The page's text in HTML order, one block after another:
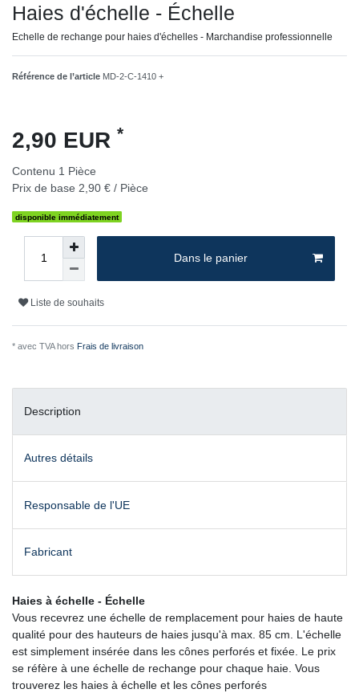
Haies d'échelle - Échelle
Echelle de rechange pour haies d'échelles - Marchandise professionnelle
Référence de l’article MD-2-C-1410 +
2,90 EUR *
Contenu 1 Pièce
Prix de base 2,90 € / Pièce
disponible immédiatement
Dans le panier
Liste de souhaits
* avec TVA hors Frais de livraison
Description
Autres détails
Responsable de l'UE
Fabricant
Haies à échelle - Échelle
Vous recevrez une échelle de remplacement pour haies de haute
qualité pour des hauteurs de haies jusqu'à max. 85 cm. L'échelle
est simplement insérée dans les cônes perforés et fixée. Le prix
se réfère à une échelle de rechange pour chaque haie. Vous
trouverez les haies à échelle et les cônes perforés